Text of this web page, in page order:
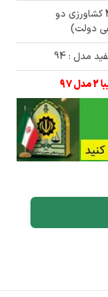
✅ مزایده 750/000/000 تومنی تراکتور 475 کشاورزی دو